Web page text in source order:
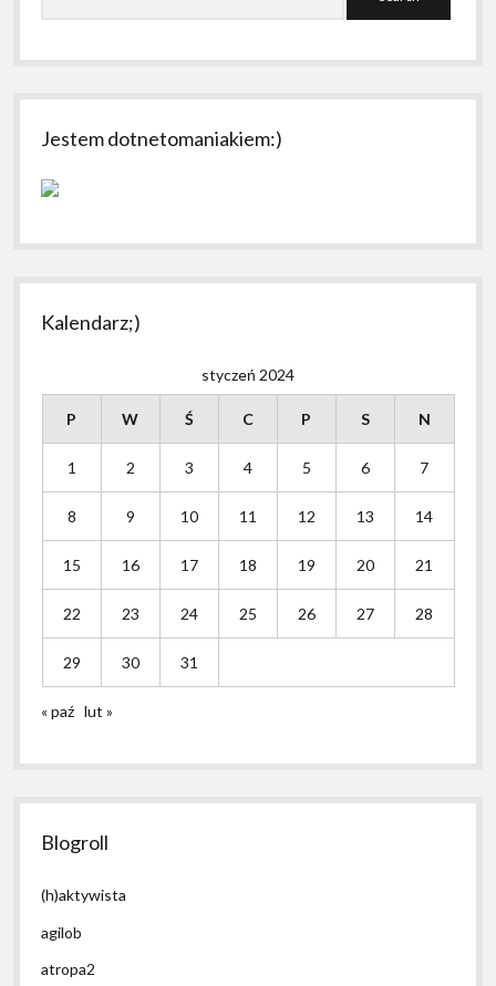
Jestem dotnetomaniakiem:)
Kalendarz;)
styczeń 2024
P W Ś C P S N
1 2 3 4 5 6 7
8 9 10 11 12 13 14
15 16 17 18 19 20 21
22 23 24 25 26 27 28
29 30 31
« paź lut »
Blogroll
(h)aktywista
agilob
atropa2